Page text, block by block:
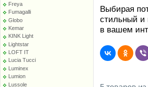
Freya
Fumagalli
Globo
Kemar
KINK Light
Lightstar
LOFT IT
Lucia Tucci
Luminex
Lumion
Lussole
Выбирая
стильный и
в вашем